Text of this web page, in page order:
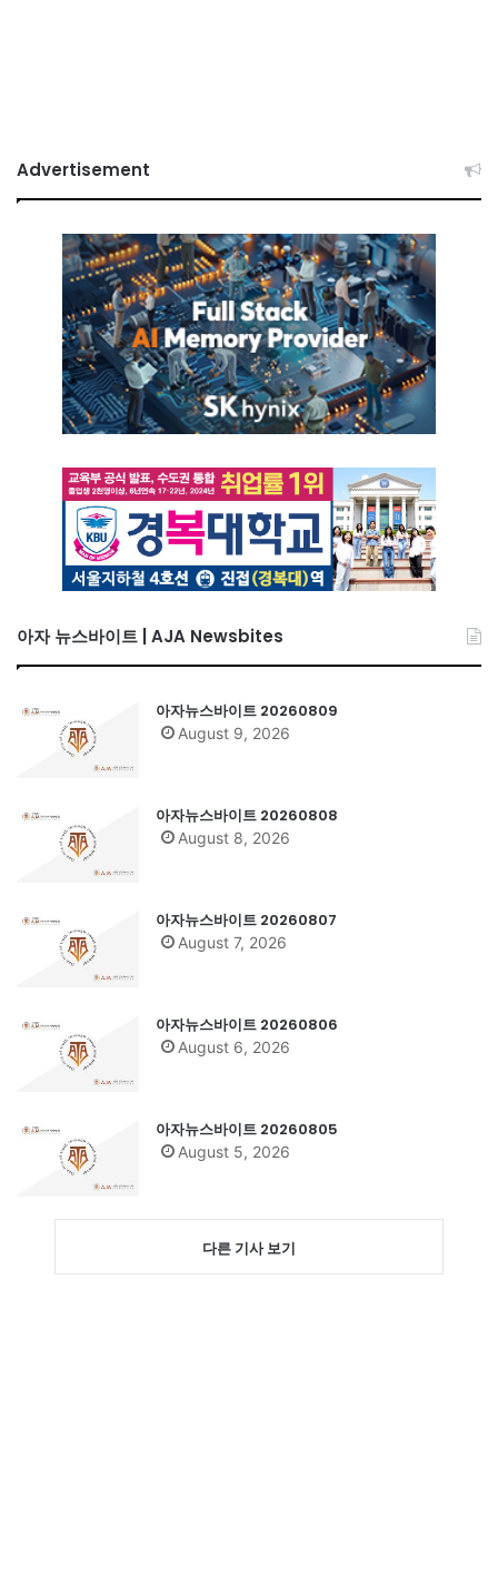
Advertisement
아자 뉴스바이트 | AJA Newsbites
아자뉴스바이트 20260809
August 9, 2026
아자뉴스바이트 20260808
August 8, 2026
아자뉴스바이트 20260807
August 7, 2026
아자뉴스바이트 20260806
August 6, 2026
아자뉴스바이트 20260805
August 5, 2026
다른 기사 보기